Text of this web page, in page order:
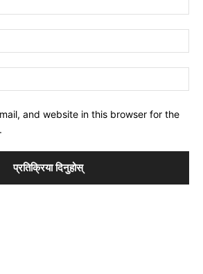
and website in this browser for the